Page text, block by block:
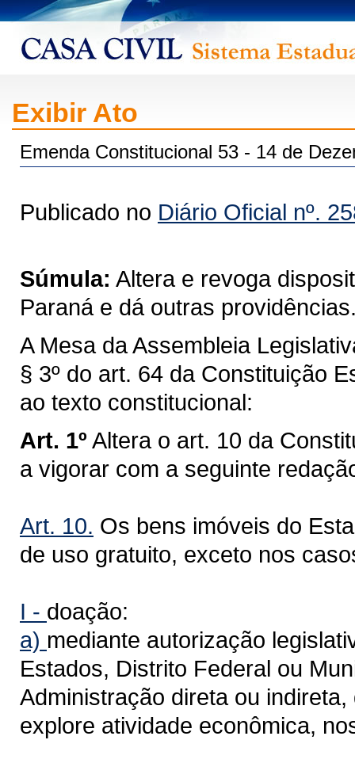
Exibir Ato
Emenda Constitucional 53 - 14 de
Publicado no Diário Oficial nº.
Súmula: Altera e revoga
Paraná e dá outras
A Mesa da Assembleia
§ 3º do art. 64 da Constituição
ao texto constitucional:
Art. 1º Altera o art. 10 da
a vigorar com a seguinte
Art. 10. Os bens imóveis do
de uso gratuito, exceto nos
I - doação:
a) mediante autorização
Estados, Distrito Federal ou
Administração direta ou
explore atividade econômica,